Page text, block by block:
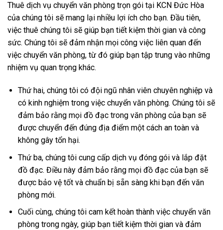
Thuê dịch vụ chuyển văn phòng trọn gói tại KCN Đức Hòa
của chúng tôi sẽ mang lại nhiều lợi ích cho bạn. Đầu tiên,
việc thuê chúng tôi sẽ giúp bạn tiết kiệm thời gian và công
sức. Chúng tôi sẽ đảm nhận mọi công việc liên quan đến
việc chuyển văn phòng, từ đó giúp bạn tập trung vào những
nhiệm vụ quan trọng khác.
Thứ hai, chúng tôi có đội ngũ nhân viên chuyên nghiệp và
có kinh nghiệm trong việc chuyển văn phòng. Chúng tôi sẽ
đảm bảo rằng mọi đồ đạc trong văn phòng của bạn sẽ
được chuyển đến đúng địa điểm một cách an toàn và
không gây tổn hại.
Thứ ba, chúng tôi cung cấp dịch vụ đóng gói và lắp đặt
đồ đạc. Điều này đảm bảo rằng mọi đồ đạc của bạn sẽ
được bảo vệ tốt và chuẩn bị sẵn sàng khi bạn đến văn
phòng mới.
Cuối cùng, chúng tôi cam kết hoàn thành việc chuyển văn
phòng trong ngày, giúp bạn tiết kiệm thời gian và đảm